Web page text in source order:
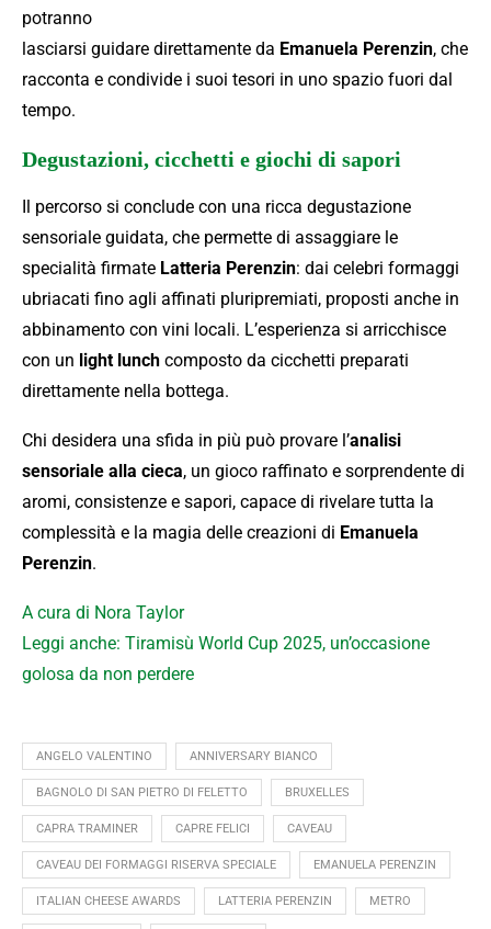
potranno
lasciarsi guidare direttamente da Emanuela Perenzin, che
racconta e condivide i suoi tesori in uno spazio fuori dal
tempo.
Degustazioni, cicchetti e giochi di sapori
Il percorso si conclude con una ricca degustazione
sensoriale guidata, che permette di assaggiare le
specialità firmate Latteria Perenzin: dai celebri formaggi
ubriacati fino agli affinati pluripremiati, proposti anche in
abbinamento con vini locali. L’esperienza si arricchisce
con un light lunch composto da cicchetti preparati
direttamente nella bottega.
Chi desidera una sfida in più può provare l’analisi
sensoriale alla cieca, un gioco raffinato e sorprendente di
aromi, consistenze e sapori, capace di rivelare tutta la
complessità e la magia delle creazioni di Emanuela
Perenzin.
A cura di Nora Taylor
Leggi anche: Tiramisù World Cup 2025, un’occasione
golosa da non perdere
ANGELO VALENTINO ANNIVERSARY BIANCO
BAGNOLO DI SAN PIETRO DI FELETTO BRUXELLES
CAPRA TRAMINER CAPRE FELICI CAVEAU
CAVEAU DEI FORMAGGI RISERVA SPECIALE EMANUELA PERENZIN
ITALIAN CHEESE AWARDS LATTERIA PERENZIN METRO